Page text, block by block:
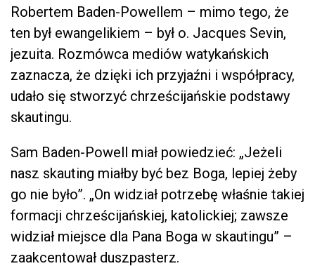
Robertem Baden-Powellem – mimo tego, że
ten był ewangelikiem – był o. Jacques Sevin,
jezuita. Rozmówca mediów watykańskich
zaznacza, że dzięki ich przyjaźni i współpracy,
udało się stworzyć chrześcijańskie podstawy
skautingu.
Sam Baden-Powell miał powiedzieć: „Jeżeli
nasz skauting miałby być bez Boga, lepiej żeby
go nie było”. „On widział potrzebę właśnie takiej
formacji chrześcijańskiej, katolickiej; zawsze
widział miejsce dla Pana Boga w skautingu” –
zaakcentował duszpasterz.